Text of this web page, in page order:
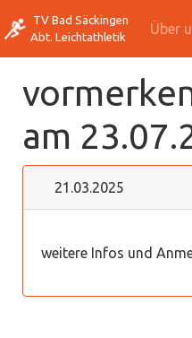
TV Bad Säckingen
Abt. Leichtathletik
Über
am
21.03.2025
weitere Infos und